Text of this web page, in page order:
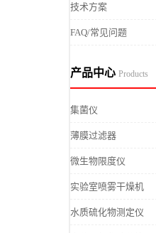
技术方案
FAQ/常见问题
产品中心 Products
集菌仪
薄膜过滤器
微生物限度仪
实验室喷雾干燥机
水质硫化物测定仪